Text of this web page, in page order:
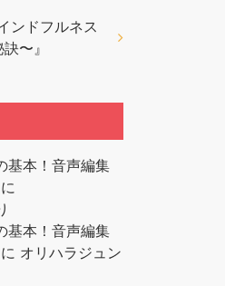
ンドフルネス
〜』
基本！音声編集
に
基本！音声編集
に オリハラジュン